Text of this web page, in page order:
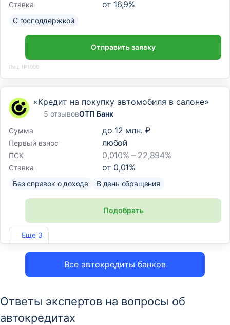
Все автокредиты банков
Ставка от 16,9%
С господдержкой
Отправить заявку
Лиц. №1000
Еще 3
«Кредит на покупку автомобиля в салоне»
5 отзывовОТП Банк
Сумма
до 12 млн. ₽
Первый взнос любой
ПСК 0,010% – 22,894%
Ставка от 0,01%
Без справок о доходе В день обращения
Подобрать
Лиц. №2766
Ответы экспертов на вопросы об
автокредитах